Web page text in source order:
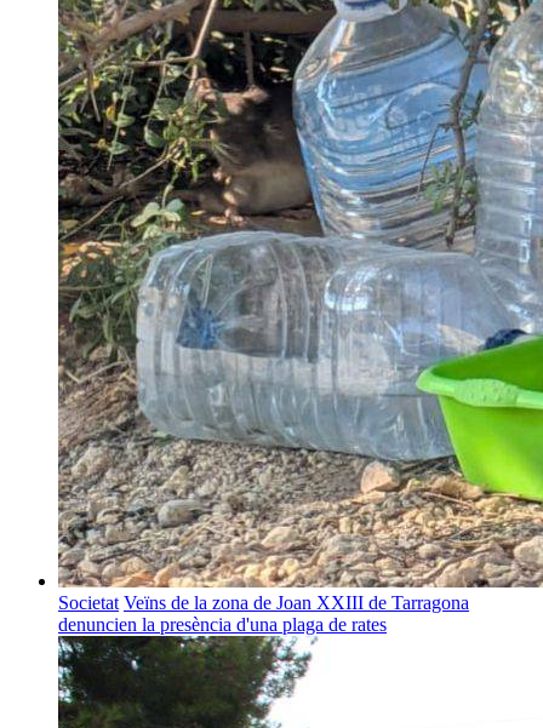
Societat Veïns de la zona de Joan XXIII de Tarragona
denuncien la presència d'una plaga de rates